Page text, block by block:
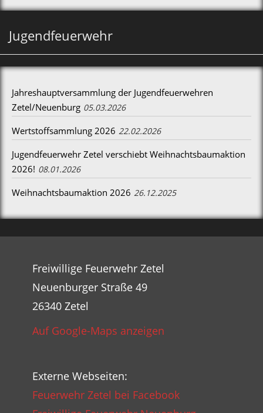
Jugendfeuerwehr
Jahreshauptversammlung der Jugendfeuerwehren
Zetel/Neuenburg 05.03.2026
Wertstoffsammlung 2026 22.02.2026
Jugendfeuerwehr Zetel verschiebt Weihnachtsbaumaktion
2026! 08.01.2026
Weihnachtsbaumaktion 2026 26.12.2025
Freiwillige Feuerwehr Zetel
Neuenburger Straße 49
26340 Zetel
Auf Google-Maps anzeigen
Externe Webseiten:
Feuerwehr Zetel bei Facebook